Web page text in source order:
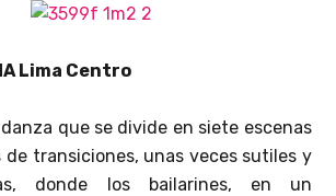
Lima Centro
que se divide en siete escenas
de transiciones, unas veces sutiles y
donde los bailarines, en un